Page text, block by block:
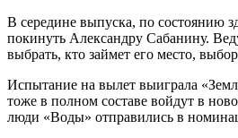
В середине выпуска, по состоянию
покинуть Александру Сабанину.
выбрать, кто займет его место,
Испытание на вылет выиграла
тоже в полном составе войдут в
люди «Воды» отправились в